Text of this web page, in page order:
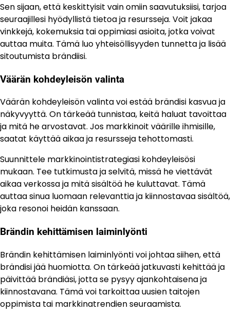
Sen sijaan, että keskittyisit vain omiin saavutuksiisi, tarjoa
seuraajillesi hyödyllistä tietoa ja resursseja. Voit jakaa
vinkkejä, kokemuksia tai oppimiasi asioita, jotka voivat
auttaa muita. Tämä luo yhteisöllisyyden tunnetta ja lisää
sitoutumista brändiisi.
Väärän kohdeyleisön valinta
Väärän kohdeyleisön valinta voi estää brändisi kasvua ja
näkyvyyttä. On tärkeää tunnistaa, keitä haluat tavoittaa
ja mitä he arvostavat. Jos markkinoit väärille ihmisille,
saatat käyttää aikaa ja resursseja tehottomasti.
Suunnittele markkinointistrategiasi kohdeyleisösi
mukaan. Tee tutkimusta ja selvitä, missä he viettävät
aikaa verkossa ja mitä sisältöä he kuluttavat. Tämä
auttaa sinua luomaan relevanttia ja kiinnostavaa sisältöä,
joka resonoi heidän kanssaan.
Brändin kehittämisen laiminlyönti
Brändin kehittämisen laiminlyönti voi johtaa siihen, että
brändisi jää huomiotta. On tärkeää jatkuvasti kehittää ja
päivittää brändiäsi, jotta se pysyy ajankohtaisena ja
kiinnostavana. Tämä voi tarkoittaa uusien taitojen
oppimista tai markkinatrendien seuraamista.